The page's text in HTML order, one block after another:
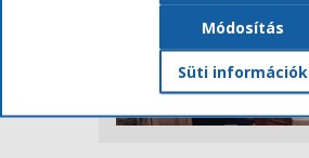
Módosítás
Süti információk